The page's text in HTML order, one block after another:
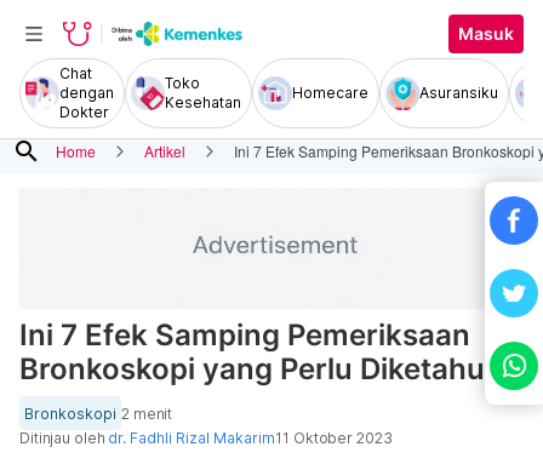
Masuk
Chat
dengan
Dokter
Toko
Kesehatan
Homecare Asuransiku
search Home Artikel Ini 7 Efek Samping Pemeriksaan Bronkoskopi
Ini 7 Efek Samping Pemeriksaan
Bronkoskopi yang Perlu Diketahui
Bronkoskopi 2 menit
Ditinjau oleh dr. Fadhli Rizal Makarim11 Oktober 2023